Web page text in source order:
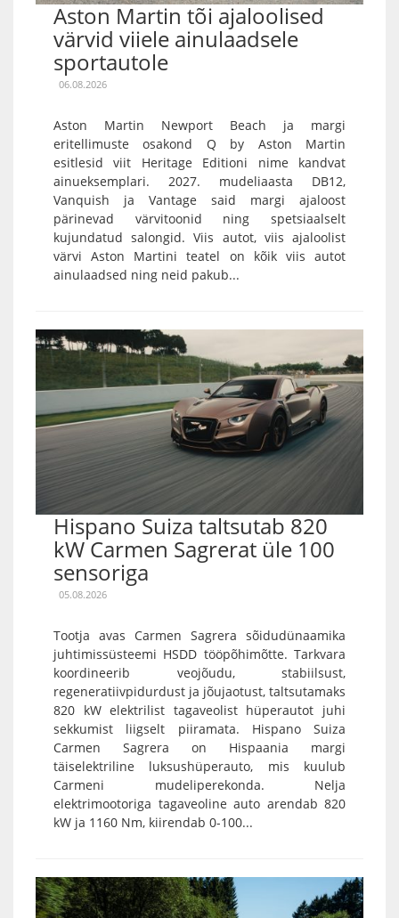
Aston Martin tõi ajaloolised
värvid viiele ainulaadsele
sportautole
06.08.2026
Aston Martin Newport Beach ja margi
eritellimuste osakond Q by Aston Martin
esitlesid viit Heritage Editioni nime kandvat
ainueksemplari. 2027. mudeliaasta DB12,
Vanquish ja Vantage said margi ajaloost
pärinevad värvitoonid ning spetsiaalselt
kujundatud salongid. Viis autot, viis ajaloolist
värvi Aston Martini teatel on kõik viis autot
ainulaadsed ning neid pakub...
Hispano Suiza taltsutab 820
kW Carmen Sagrerat üle 100
sensoriga
05.08.2026
Tootja avas Carmen Sagrera sõidudünaamika
juhtimissüsteemi HSDD tööpõhimõtte. Tarkvara
koordineerib veojõudu, stabiilsust,
regeneratiivpidurdust ja jõujaotust, taltsutamaks
820 kW elektrilist tagaveolist hüperautot juhi
sekkumist liigselt piiramata. Hispano Suiza
Carmen Sagrera on Hispaania margi
täiselektriline luksushüperauto, mis kuulub
Carmeni mudeliperekonda. Nelja
elektrimootoriga tagaveoline auto arendab 820
kW ja 1160 Nm, kiirendab 0-100...